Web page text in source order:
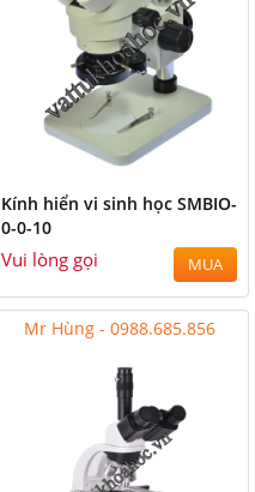
Kính hiển vi sinh học SMBIO-
0-0-10
Vui lòng gọi MUA
Mr Hùng - 0988.685.856